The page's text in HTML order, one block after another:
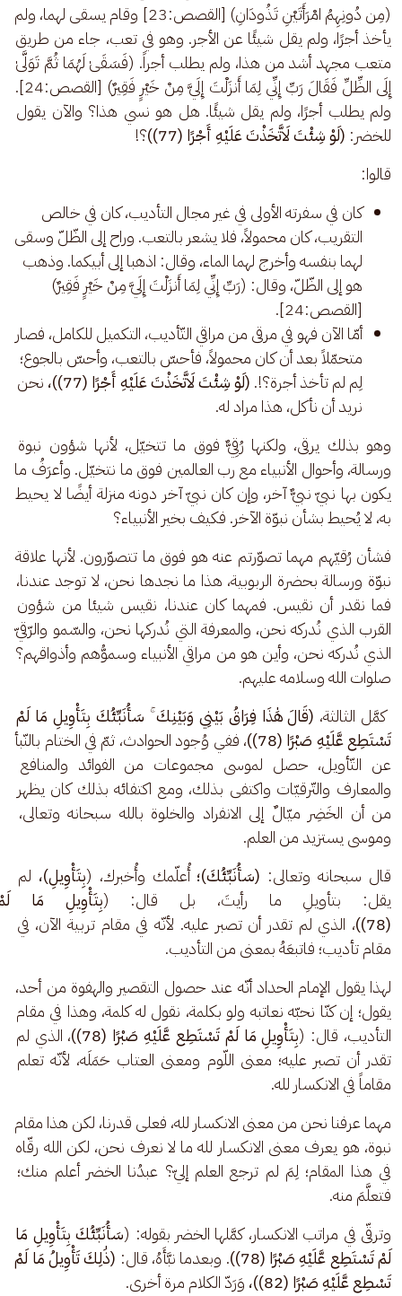
(مِن دُونِهِمُ امْرَأَتَيْنِ تَذُودَانِ) [القصص:23] وقام يسقى لهما، ولم
يأخذ أجرًا، ولم يقل شيئًا عن الأجر. وهو في تعب، جاء من طريق
متعب مجهد أشد من هذا، ولم يطلب أجراً. (فَسَقَىٰ لَهُمَا ثُمَّ تَوَلَّىٰ
إِلَى الظِّلِّ فَقَالَ رَبِّ إِنِّي لِمَا أَنزَلْتَ إِلَيَّ مِنْ خَيْرٍ فَقِيرٌ) [القصص:24].
ولم يطلب أجرًا، ولم يقل شيئًا. هل هو نسي هذا؟ والآن يقول
للخضر: (لَوْ شِئْتَ لَاتَّخَذْتَ عَلَيْهِ أَجْرًا (77))
؟!
قالوا:
كان في سفرته الأولى في غير مجال التأديب، كان في خالص
التقريب، كان محمولاً، فلا يشعر بالتعب. وراح إلى الظّلّ وسقى
لهما بنفسه وأخرج لهما الماء، وقال: اذهبا إلى أبيكما. وذهب
هو إلى الظّلّ، وقال: (رَبِّ إِنِّي لِمَا أَنزَلْتَ إِلَيَّ مِنْ خَيْرٍ فَقِيرٌ)
[القصص:24].
أمّا الآن فهو في مرقى من مراقي التّأديب، التكميل للكامل، فصار
متحمّلاً بعد أن كان محمولاً، فأحسّ بالتعب، وأحسّ بالجوع؛
لِم لم تأخذ أجرة؟!. (لَوْ شِئْتَ لَاتَّخَذْتَ عَلَيْهِ أَجْرًا (77))،
نحن
نريد أن نأكل، هذا مراد له.
وهو بذلك يرقى، ولكنها رُقِيٌّ فوق ما تتخيّل، لأنها شؤون نبوة
ورسالة، وأحوال الأنبياء مع رب العالمين فوق ما نتخيّل. وأعرَفُ ما
يكون بها نبيّ نبيٌّ آخر، وإن كان نبيّ آخر دونه منزلة أيضًا لا يحيط
به، لا يُحيط بشأن نبوّة الآخر. فكيف بخير الأنبياء؟
فشأن رُقيّهم مهما تصوّرتم عنه هو فوق ما تتصوّرون. لأنها علاقة
نبوّة ورسالة بحضرة الربوبية، هذا ما نجدها نحن، لا توجد عندنا،
فما نقدر أن نقيس. فمهما كان عندنا، نقيس شيئا من شؤون
القرب الذي نُدركه نحن، والمعرفة التي نُدركها نحن، والسّمو والرّقيّ
الذي نُدركه نحن، وأين هو من مراقي الأنبياء وسموُّهم وأذواقهم؟
صلوات الله وسلامه عليهم.
كمَّل الثالثة، (قَالَ هَٰذَا فِرَاقُ بَيْنِي وَبَيْنِكَ ۚ سَأُنَبِّئُكَ بِتَأْوِيلِ مَا لَمْ
تَسْتَطِع عَّلَيْهِ صَبْرًا (78))
، ففي وُجود الحوادث، ثمّ في الختام بالنّبأ
عن التّأويل، حصل لموسى مجموعات من الفوائد والمنافع
والمعارف والتّرقيّات واكتفى بذلك، ومع اكتفائه بذلك كان يظهر
من أن الخَضِر ميّالٌ إلى الانفراد والخلوة بالله سبحانه وتعالى،
وموسى يستزيد من العلم.
قال سبحانه وتعالى: (سَأُنَبِّئُكَ)؛ أُعلّمك وأُخبرك، (بِتَأْوِيلِ)، لم
يقل: بتأويلِ ما رأيتَ، بل قال: (بِتَأْوِيلِ مَا
(78))
، الذي لم تقدر أن تصبر عليه. لأنّه في مقام تربية الآن، في
مقام تأديب؛ فاتبعَهُ بمعنى من التأديب.
لهذا يقول الإمام الحداد أنّه عند حصول التقصير والهفوة من أحد،
يقول؛ إن كنّا نحبّه نعاتبه ولو بكلمة، نقول له كلمة، وهذا في مقام
التأديب، قال: (بِتَأْوِيلِ مَا لَمْ تَسْتَطِع عَّلَيْهِ صَبْرًا (78))
، الذي لم
تقدر أن تصبر عليه؛ معنى اللّوم ومعنى العتاب حَمَلَه، لأنّه تعلم
مقاماً في الانكسار لله.
مهما عرفنا نحن من معنى الانكسار لله، فعلى قدرنا، لكن هذا مقام
نبوة، هو يعرف معنى الانكسار لله ما لا نعرف نحن، لكن الله رقّاه
في هذا المقام؛ لِمَ لم ترجع العلم إليّ؟ عبدُنا الخضر أعلم منك؛
فتعلَّمَ منه.
وترقّى في مراتب الانكسار، كمَّلها الخضر بقوله: (سَأُنَبِّئُكَ بِتَأْوِيلِ مَا
لَمْ تَسْتَطِع عَّلَيْهِ صَبْرًا (78))
. وبعدما نبَّأَهُ، قال: (ذَٰلِكَ تَأْوِيلُ مَا لَمْ
تَسْطِع عَّلَيْهِ صَبْرًا (82))،
وَرَدّ الكلام مرة أخرى.